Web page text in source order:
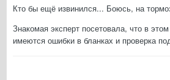
Кто бы ещё извинился... Боюсь, на
Знакомая эксперт посетовала, что в этом
имеются ошибки в бланках и проверка